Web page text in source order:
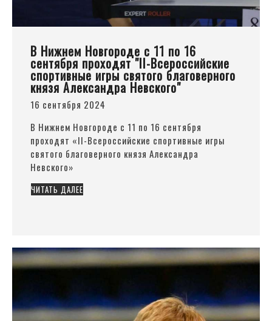
В Нижнем Новгороде с 11 по 16
сентября проходят "II-Всероссийские
спортивные игры святого благоверного
князя Александра Невского"
16 сентября 2024
В Нижнем Новгороде с 11 по 16 сентября
проходят «II-Всероссийские спортивные игры
святого благоверного князя Александра
Невского»
ЧИТАТЬ ДАЛЕЕ